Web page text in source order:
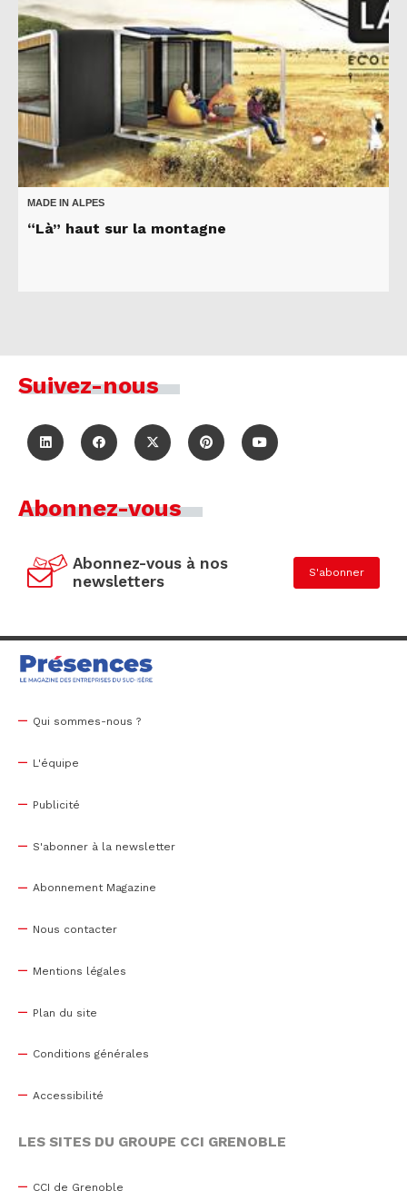
MADE IN ALPES
“Là” haut sur la montagne
Suivez-nous
Abonnez-vous
Abonnez-vous à nos
newsletters
S'abonner
Qui sommes-nous ?
L'équipe
Publicité
S'abonner à la newsletter
Abonnement Magazine
Nous contacter
Mentions légales
Plan du site
Conditions générales
Accessibilité
LES SITES DU GROUPE CCI GRENOBLE
CCI de Grenoble